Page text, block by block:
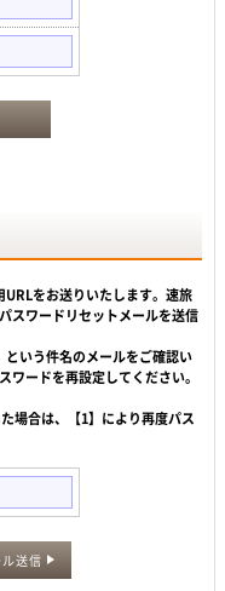
URLをお送りいたします。速旅
スワードリセットメールを送信
という件名のメールをご確認い
ードを再設定してください。
場合は、【1】により再度パス
送信